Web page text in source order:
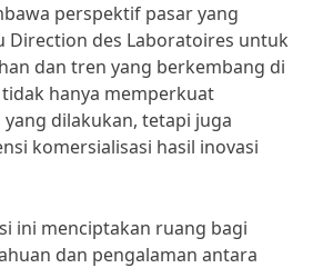
perspektif pasar yang
Direction des Laboratoires untuk
dan tren yang berkembang di
hanya memperkuat
dilakukan, tetapi juga
komersialisasi hasil inovasi
ini menciptakan ruang bagi
dan pengalaman antara